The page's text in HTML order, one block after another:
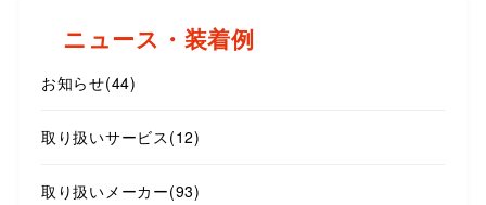
ニュース・装着例
お知らせ(44)
取り扱いサービス (12)
取り扱いメーカー(93)